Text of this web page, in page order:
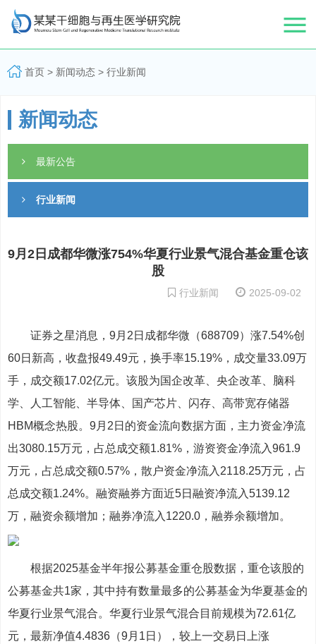
首页> 新闻动态 > 行业新闻
新闻动态
最新公告
行业新闻
9月2日成都华微涨754%华夏行业景气混合基金重仓该
股
行业新闻 2025-09-02
证券之星消息，9月2日成都华微（688709）涨7.54%创
60日新高，收盘报49.49元，换手率15.19%，成交量33.09万
手，成交额17.02亿元。该股为国企改革、央企改革、脑科
学、人工智能、半导体、国产芯片、闪存、高带宽存储器
HBM概念热股。9月2日的资金流向数据方面，主力资金净流
出3080.15万元，占总成交额1.81%，游资资金净流入961.9
万元，占总成交额0.57%，散户资金净流入2118.25万元，占
总成交额1.24%。融资融券方面近5日融资净流入5139.12
万，融资余额增加；融券净流入1220.0，融券余额增加。
根据2025基金半年报公募基金重仓股数据，重仓该股的
公募基金共1家，其中持有数量最多的公募基金为华夏基金的
华夏行业景气混合。华夏行业景气混合目前规模为72.61亿
元，最新净值4.4836（9月1日），较上一交易日上涨